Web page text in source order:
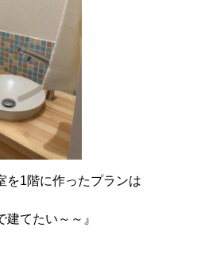
を1階に作ったプランは
てたい～～』